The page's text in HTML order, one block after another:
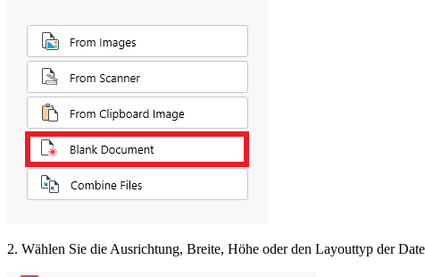
2. Wählen Sie die Ausrichtung, Breite, Höhe oder den Layouttyp der